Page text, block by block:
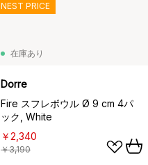
在庫あり
Dorre
Fire スフレボウル Ø 9 cm 4パ
ック, White
￥2,340
￥3,190
NEST PRICE